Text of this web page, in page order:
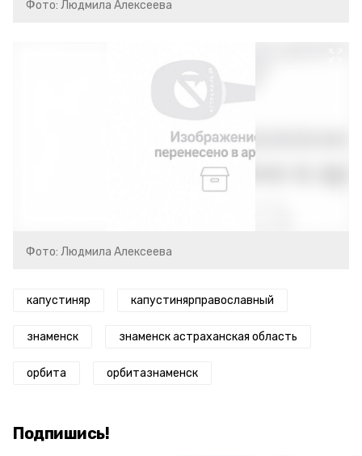
Фото: Людмила Алексеева
Фото: Людмила Алексеева
капустиняр капустинярправославный
знаменск знаменск астраханская область
орбита орбитазнаменск
Подпишись!